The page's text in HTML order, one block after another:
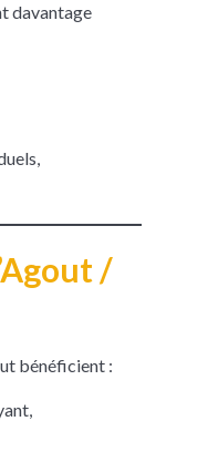
davantage
/
bénéficient :